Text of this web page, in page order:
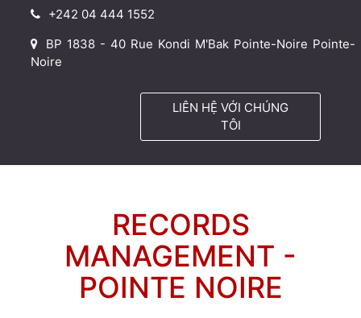
+242 04 444 1552
BP 1838 - 40 Rue Kondi M'Bak Pointe-Noire Pointe-
Noire
LIÊN HỆ VỚI CHÚNG
TÔI
RECORDS
MANAGEMENT -
POINTE NOIRE